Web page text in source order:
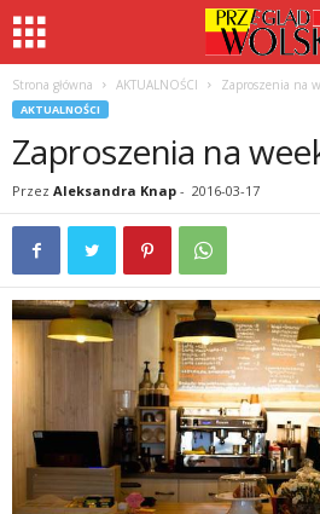
Strona główna AKTUALNOŚCI Zaproszenia na
AKTUALNOŚCI
Zaproszenia na
Przez Aleksandra Knap - 2016-03-17